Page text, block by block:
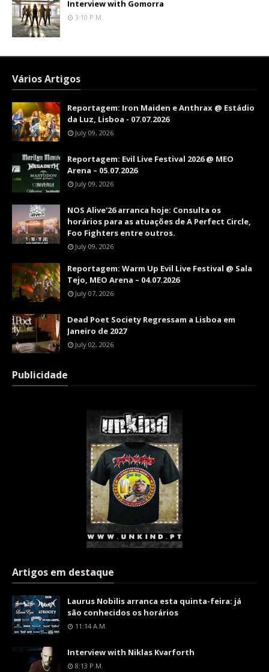
Interview with Gomorra
3:10 P.m.
Vários Artigos
Reportagem: Iron Maiden e Anthrax @ Estádio
da Luz, Lisboa - 07.07.2026
July 09, 2026
Reportagem: Evil Live Festival 2026 @ MEO
Arena – 05.07.2026
July 09, 2026
NOS Alive'26 arranca hoje: Consulta os
horários para as atuações de A Perfect Circle,
Foo Fighters entre outros.
July 09, 2026
Reportagem: Warm Up Evil Live Festival @ Sala
Tejo, MEO Arena – 04.07.2026
July 07, 2026
Dead Poet Society Regressam a Lisboa em
Janeiro de 2027
July 02, 2026
Publicidade
Artigos em destaque
Laurus Nobilis arranca esta quinta-feira: já
são conhecidos os horários
11:14 A.m.
Interview with Niklas Kvarforth
8:13 P.m.